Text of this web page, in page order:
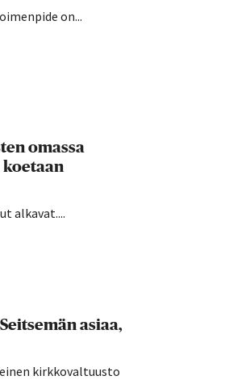
on...
omassa
koetaan
alkavat....
asiaa,
kirkkovaltuusto